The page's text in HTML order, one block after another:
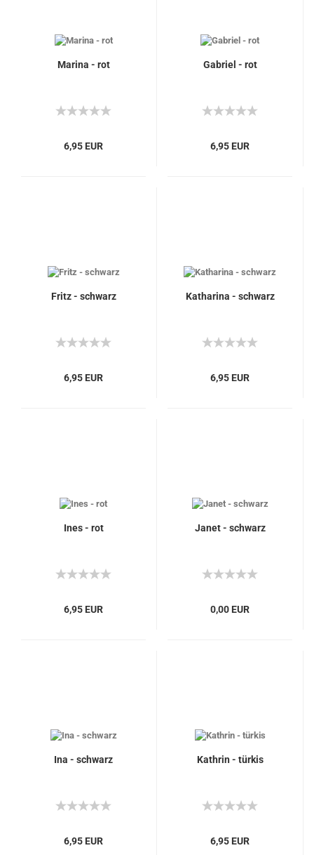
Marina - rot
6,95 EUR
Gabriel - rot
6,95 EUR
Fritz - schwarz
6,95 EUR
Katharina - schwarz
6,95 EUR
Ines - rot
6,95 EUR
Janet - schwarz
0,00 EUR
Ina - schwarz
6,95 EUR
Kathrin - türkis
6,95 EUR